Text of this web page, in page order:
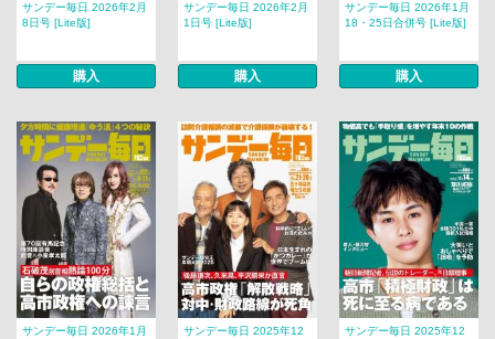
サンデー毎日 2026年2月
8日号 [Lite版]
購入
サンデー毎日 2026年2月
1日号 [Lite版]
購入
サンデー毎日 2026年1月
18・25日合併号 [Lite版]
購入
サンデー毎日 2026年1月
サンデー毎日 2025年12
サンデー毎日 2025年12